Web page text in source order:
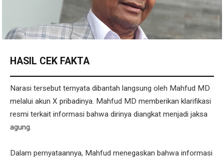
HASIL CEK FAKTA
Narasi tersebut ternyata dibantah langsung oleh Mahfud MD
melalui akun X pribadinya. Mahfud MD memberikan klarifikasi
resmi terkait informasi bahwa dirinya diangkat menjadi jaksa
agung.
Dalam pernyataannya, Mahfud menegaskan bahwa informasi